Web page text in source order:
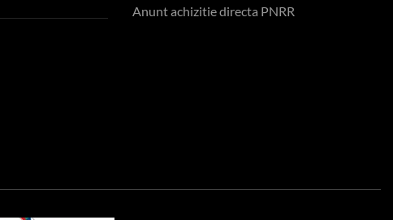
Anunt achizitie directa PNRR